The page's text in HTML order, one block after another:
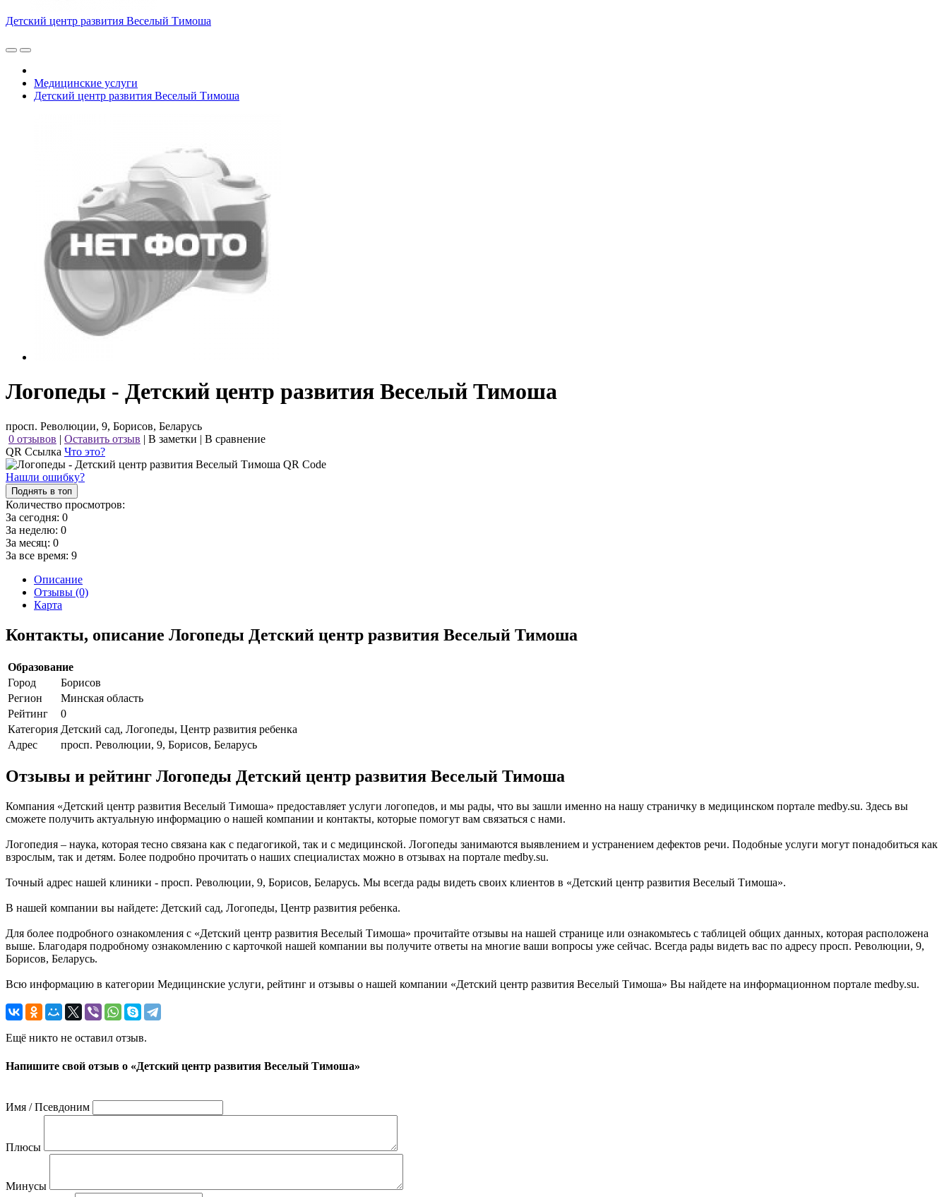
Детский центр развития Веселый Тимоша
Медицинские услуги
Детский центр развития Веселый Тимоша
Логопеды - Детский центр развития Веселый Тимоша
просп. Революции, 9, Борисов, Беларусь
0 отзывов | Оставить отзыв | В заметки | В сравнение
QR Ссылка Что это?
Нашли ошибку?
Поднять в топ
Количество просмотров:
За сегодня: 0
За неделю: 0
За месяц: 0
За все время: 9
Описание
Отзывы (0)
Карта
Контакты, описание Логопеды Детский центр развития Веселый Тимоша
Образование
Город
Борисов
Регион
Минская область
Рейтинг
0
Категория Детский сад, Логопеды, Центр развития ребенка
Адрес
просп. Революции, 9, Борисов, Беларусь
Отзывы и рейтинг Логопеды Детский центр развития Веселый Тимоша
Компания «Детский центр развития Веселый Тимоша» предоставляет услуги логопедов, и мы рады, что вы зашли именно на нашу страничку в медицинском портале medby.su. Здесь вы
сможете получить актуальную информацию о нашей компании и контакты, которые помогут вам связаться с нами.
Логопедия – наука, которая тесно связана как с педагогикой, так и с медицинской. Логопеды занимаются выявлением и устранением дефектов речи. Подобные услуги могут понадобиться как
взрослым, так и детям. Более подробно прочитать о наших специалистах можно в отзывах на портале medby.su.
Точный адрес нашей клиники - просп. Революции, 9, Борисов, Беларусь. Мы всегда рады видеть своих клиентов в «Детский центр развития Веселый Тимоша».
В нашей компании вы найдете: Детский сад, Логопеды, Центр развития ребенка.
Для более подробного ознакомления с «Детский центр развития Веселый Тимоша» прочитайте отзывы на нашей странице или ознакомьтесь с таблицей общих данных, которая расположена
выше. Благодаря подробному ознакомлению с карточкой нашей компании вы получите ответы на многие ваши вопросы уже сейчас. Всегда рады видеть вас по адресу просп. Революции, 9,
Борисов, Беларусь.
Всю информацию в категории Медицинские услуги, рейтинг и отзывы о нашей компании «Детский центр развития Веселый Тимоша» Вы найдете на информационном портале medby.su.
Ещё никто не оставил отзыв.
Напишите свой отзыв о «Детский центр развития Веселый Тимоша»
Имя / Псевдоним
Плюсы
Минусы